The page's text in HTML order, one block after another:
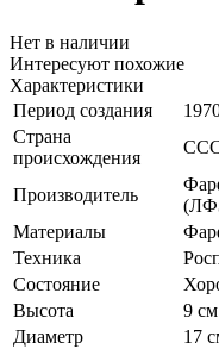
Нет в наличии
Интересуют похожие
Характеристики
Период создания
Страна
происхождения
Производитель
Материалы
Техника
Состояние
Высота
9 см
Диаметр
17